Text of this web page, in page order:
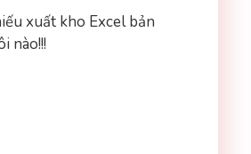
xuất kho Excel bản
nào!!!